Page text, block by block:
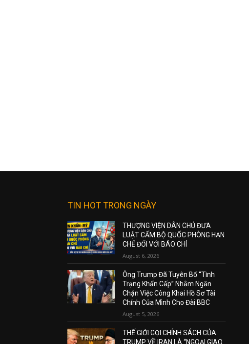
TIN HOT TRONG NGÀY
THƯỢNG VIỆN DÂN CHỦ ĐƯA
LUẬT CẤM BỘ QUỐC PHÒNG HẠN
CHẾ ĐỐI VỚI BÁO CHÍ
August 6, 2026
Ông Trump Đã Tuyên Bố “Tình
Trạng Khẩn Cấp” Nhằm Ngăn
Chặn Việc Công Khai Hồ Sơ Tài
Chính Của Mình Cho Đài BBC
August 5, 2026
THẾ GIỚI GỌI CHÍNH SÁCH CỦA
TRUMP VỀ IRAN LÀ “NGOẠI GIAO